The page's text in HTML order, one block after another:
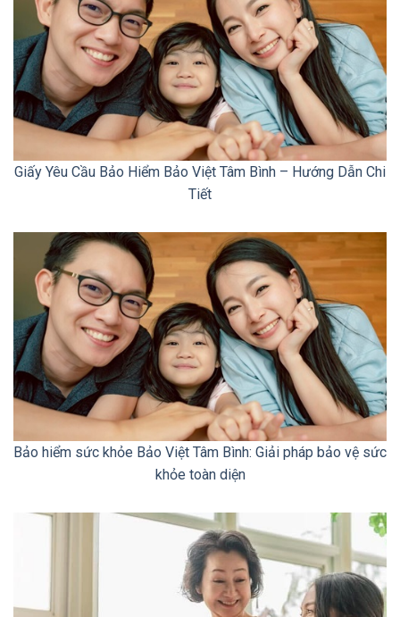
Giấy Yêu Cầu Bảo Hiểm Bảo Việt Tâm Bình – Hướng Dẫn Chi
Tiết
Bảo hiểm sức khỏe Bảo Việt Tâm Bình: Giải pháp bảo vệ sức
khỏe toàn diện